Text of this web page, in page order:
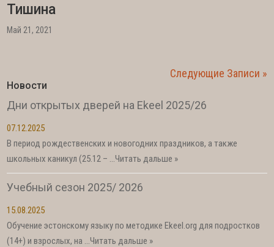
Тишина
Май 21, 2021
Следующие Записи »
Новости
Дни открытых дверей на Ekeel 2025/26
07.12.2025
В период рождественских и новогодних праздников, а также
школьных каникул (25.12 – …Читать дальше »
Учебный сезон 2025/ 2026
15.08.2025
Обучение эстонскому языку по методике Ekeel.org для подростков
(14+) и взрослых, на …Читать дальше »